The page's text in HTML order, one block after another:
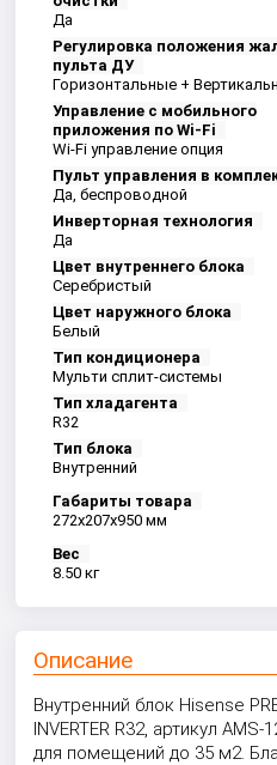
Да
Регулировка положения
пульта ДУ
Горизонтальные +
Управление c мобильного
приложения по Wi-Fi
Wi-Fi управление опция
Пульт управления в
Да, беспроводной
Инверторная технология
Да
Цвет внутреннего блока
Серебристый
Цвет наружного блока
Белый
Тип кондиционера
Мульти сплит-системы
Тип хладагента
R32
Тип блока
Внутренний
Габариты товара
272x207x950 мм
Вес
8.50 кг
Описание
Внутренний блок Hisense
INVERTER R32, артикул
для помещений до 35 м2.